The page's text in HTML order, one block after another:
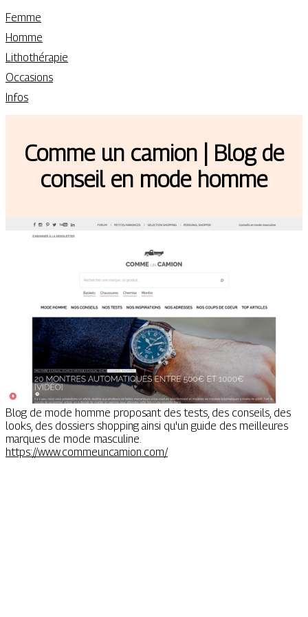
Femme
Homme
Lithothérapie
Occasions
Infos
Com­me un­ ca­mion | Blog de
conseil en mode homme
Blog de mode homme proposant des tests, des conseils, des
looks, des dossiers shopping ainsi qu'un guide des meilleures
marques de mode masculine.
https://www.commeuncamion.com/